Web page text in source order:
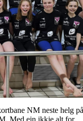
NM neste helg på
Med ein ikkje alt for